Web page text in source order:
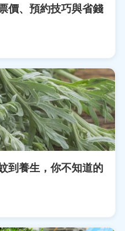
價、預約技巧與省錢
到養生，你不知道的